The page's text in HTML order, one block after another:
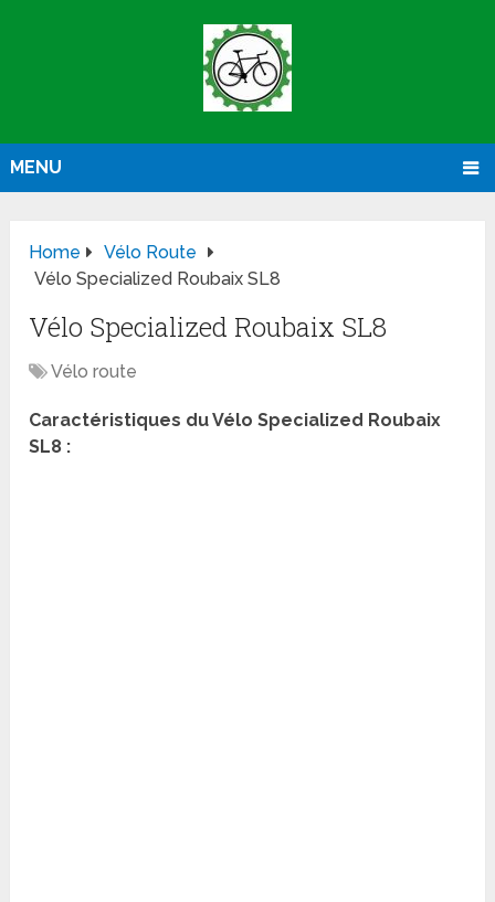
MENU
Home
Vélo Route
Vélo Specialized Roubaix SL8
Vélo Specialized Roubaix SL8
Vélo route
Caractéristiques du Vélo Specialized Roubaix
SL8 :